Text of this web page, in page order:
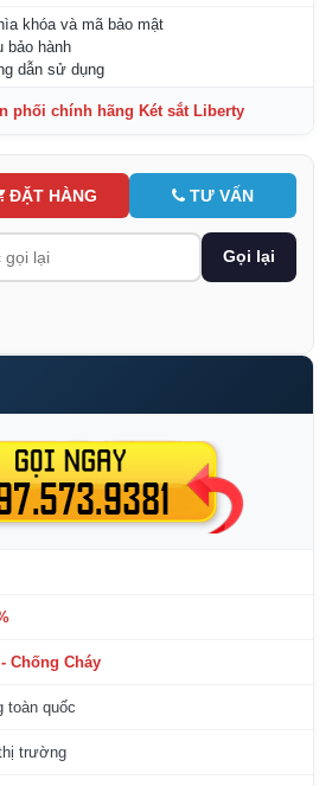
khóa và mã bảo mật
bảo hành
dẫn sử dụng
phối chính hãng Két sắt Liberty
ĐẶT HÀNG TƯ VẤN
Gọi lại
Chống Cháy
toàn quốc
trường